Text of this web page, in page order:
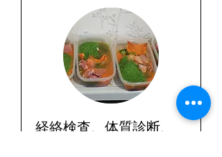
経絡検査、体質診断、